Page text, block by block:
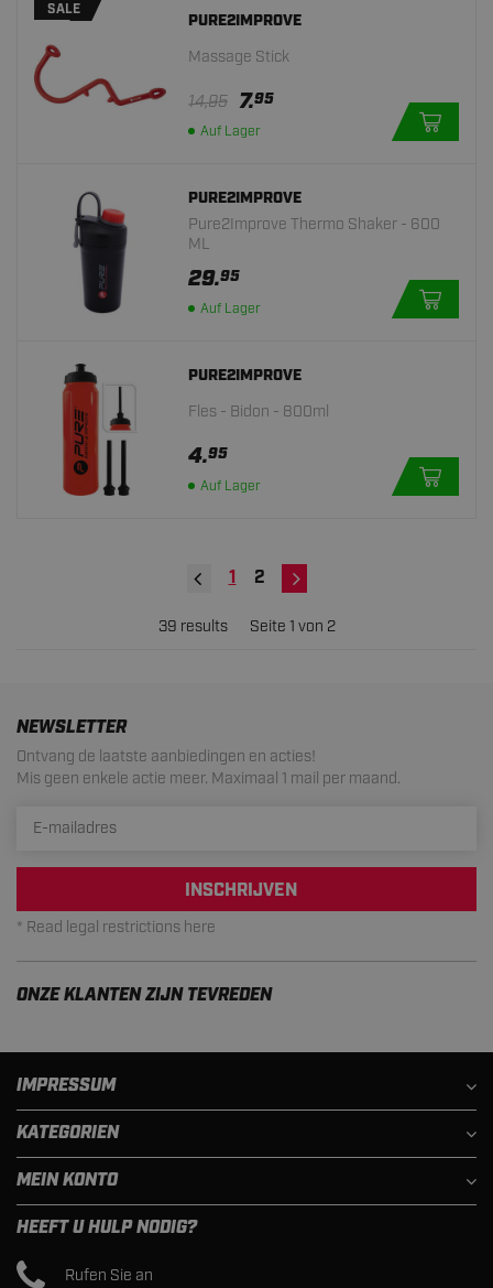
SALE
PURE2IMPROVE
Massage Stick
14,95 7.95
Auf Lager
PURE2IMPROVE
Pure2Improve Thermo Shaker - 600
ML
29.95
Auf Lager
PURE2IMPROVE
Fles - Bidon - 800ml
4.95
Auf Lager
39 results Seite 1 von 2
1 2
NEWSLETTER
Ontvang de laatste aanbiedingen en acties!
Mis geen enkele actie meer. Maximaal 1 mail per maand.
INSCHRIJVEN
* Read legal restrictions here
ONZE KLANTEN ZIJN TEVREDEN
IMPRESSUM
KATEGORIEN
MEIN KONTO
HEEFT U HULP NODIG?
Rufen Sie an